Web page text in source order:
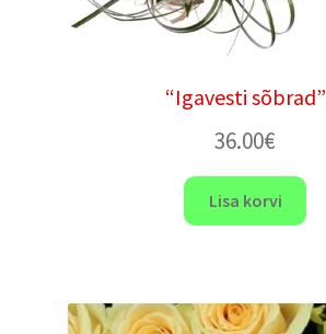
“Igavesti sõbrad”
36.00€
Lisa korvi